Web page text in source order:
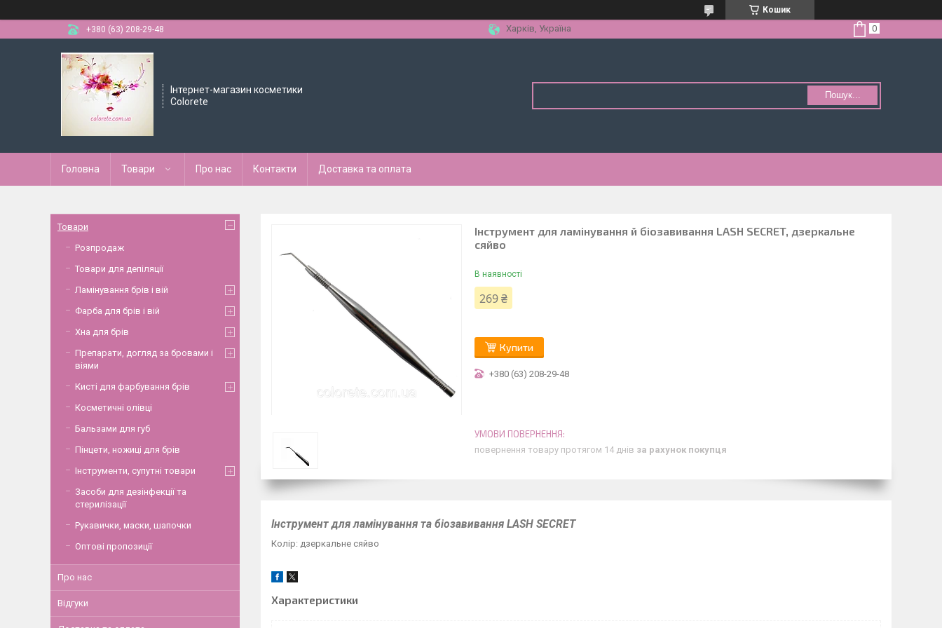
Кошик
+380 (63) 208-29-48
Харків, Україна
Інтернет-магазин косметики
Colorete
Пошук...
Головна Товари Про нас Контакти Доставка та оплата
Інструмент для ламінування й біозавивання LASH SECRET, дзеркальне
сяйво
В наявності
269 ₴
Купити
+380 (63) 208-29-48
повернення товару протягом 14 днів за рахунок покупця
Інструмент для ламінування та біозавивання LASH SECRET
Колір: дзеркальне сяйво
Характеристики
Товари
Розпродаж
Товари для депіляції
Ламінування брів і вій
Фарба для брів і вій
Хна для брів
Препарати, догляд за бровами і
віями
Кисті для фарбування брів
Косметичні олівці
Бальзами для губ
Пінцети, ножиці для брів
Інструменти, супутні товари
Засоби для дезінфекції та
стерилізації
Рукавички, маски, шапочки
Оптові пропозиції
Про нас
Відгуки